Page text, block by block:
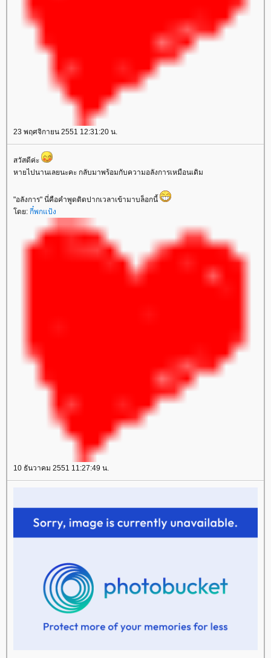
23 พฤศจิกายน 2551 12:31:20 น.
สวัสดีค่ะ
หายไปนานเลยนะคะ กลับมาพร้อมกับความอลังการเหมือนเดิม
"อลังการ" นี่คือคำพูดติดปากเวลาเข้ามาบล็อกนี้
ดย: กี๋พกแป้ง
10 ธันวาคม 2551 11:27:49 น.